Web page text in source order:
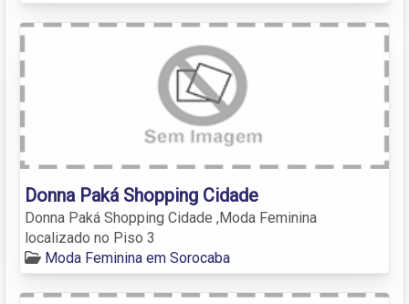
Donna Paká Shopping Cidade
Donna Paká Shopping Cidade ,Moda Feminina
localizado no Piso 3
Moda Feminina em Sorocaba